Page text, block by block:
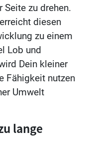
Seite zu drehen.
diesen
zu einem
Lob und
Dein kleiner
Fähigkeit nutzen
Umwelt
lange